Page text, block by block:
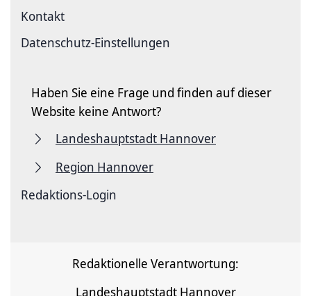
Kontakt
Datenschutz-Einstellungen
Haben Sie eine Frage und finden auf dieser
Website keine Antwort?
Landeshauptstadt Hannover
Region Hannover
Redaktions-Login
Redaktionelle Verantwortung:
Landeshauptstadt Hannover